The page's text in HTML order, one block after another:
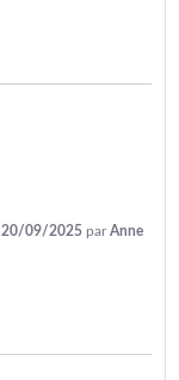
20/09/2025 parAnne